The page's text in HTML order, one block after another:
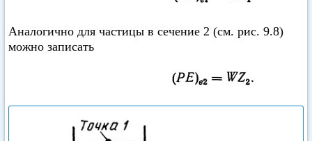
Аналогично для частицы в сечение 2 (см. рис. 9.8)
можно записать